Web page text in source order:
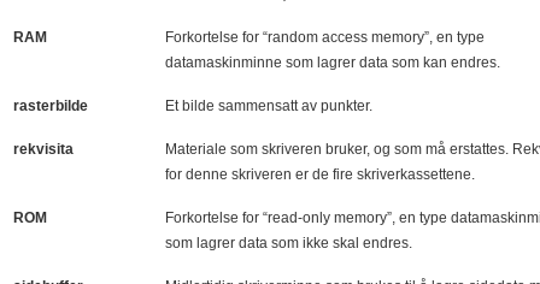
RAM
Forkortelse for “random access memory”, en type
datamaskinminne som lagrer data som kan endres.
rasterbilde Et bilde sammensatt av punkter.
rekvisita
Materiale som skriveren bruker, og som må erstattes.
for denne skriveren er de fire skriverkassettene.
ROM
Forkortelse for “read-only memory”, en type
som lagrer data som ikke skal endres.